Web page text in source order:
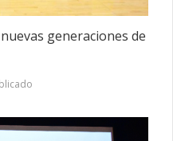
generaciones de